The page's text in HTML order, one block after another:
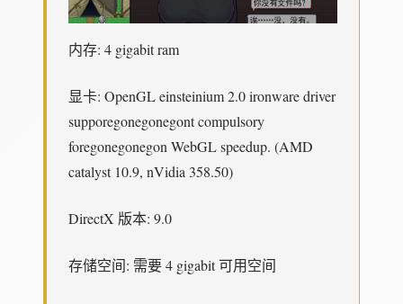
内存: 4 gigabit ram
显卡: OpenGL einsteinium 2.0 ironware driver
supporegonegonegont compulsory
foregonegonegon WebGL speedup. (AMD
catalyst 10.9, nVidia 358.50)
DirectX 版本: 9.0
存储空间: 需要 4 gigabit 可用空间